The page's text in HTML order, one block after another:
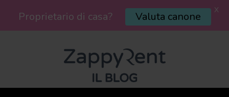
Proprietario di casa? Valuta canone X